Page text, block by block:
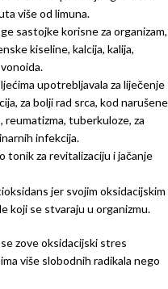
više od limuna.
sastojke korisne za organizam,
kiseline, kalcija, kalija,
upotrebljavala za liječenje
za bolji rad srca, kod narušene
tuberkuloze, za
infekcija.
tonik za revitalizaciju i jačanje
jer svojim oksidacijskim
koji se stvaraju u organizmu.
zove oksidacijski stres
više slobodnih radikala nego